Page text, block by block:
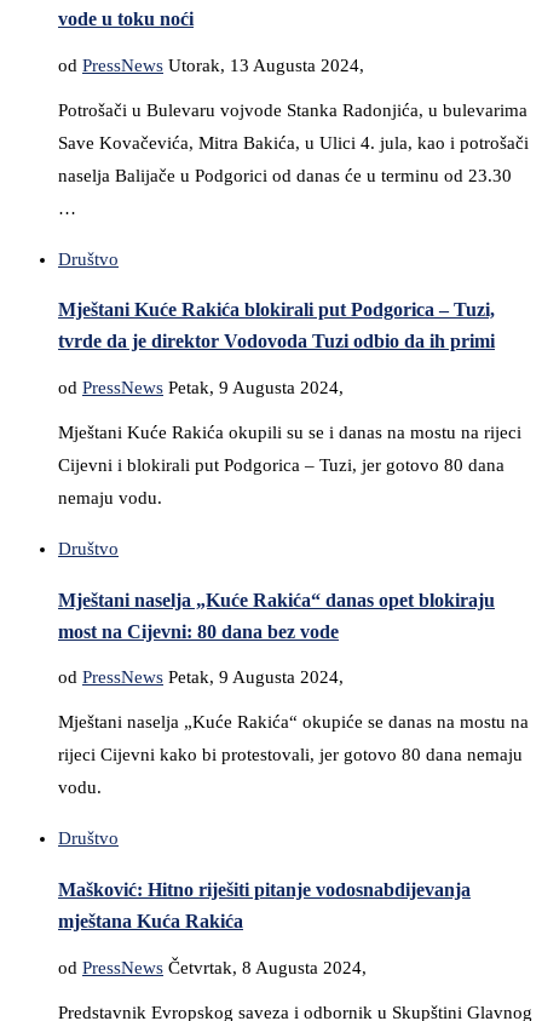
vode u toku noći
od PressNews Utorak, 13 Augusta 2024,
Potrošači u Bulevaru vojvode Stanka Radonjića, u bulevarima
Save Kovačevića, Mitra Bakića, u Ulici 4. jula, kao i potrošači
naselja Balijače u Podgorici od danas će u terminu od 23.30
…
Društvo
Mještani Kuće Rakića blokirali put Podgorica – Tuzi,
tvrde da je direktor Vodovoda Tuzi odbio da ih primi
od PressNews Petak, 9 Augusta 2024,
Mještani Kuće Rakića okupili su se i danas na mostu na rijeci
Cijevni i blokirali put Podgorica – Tuzi, jer gotovo 80 dana
nemaju vodu.
Društvo
Mještani naselja „Kuće Rakića“ danas opet blokiraju
most na Cijevni: 80 dana bez vode
od PressNews Petak, 9 Augusta 2024,
Mještani naselja „Kuće Rakića“ okupiće se danas na mostu na
rijeci Cijevni kako bi protestovali, jer gotovo 80 dana nemaju
vodu.
Društvo
Mašković: Hitno riješiti pitanje vodosnabdijevanja
mještana Kuća Rakića
od PressNews Četvrtak, 8 Augusta 2024,
Predstavnik Evropskog saveza i odbornik u Skupštini Glavnog